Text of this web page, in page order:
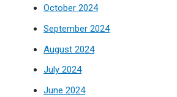
October 2024
September 2024
August 2024
July 2024
June 2024